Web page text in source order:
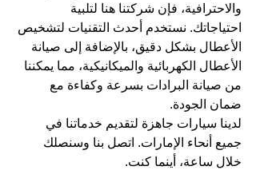
والاحترافية، فإن شركتنا هنا لتلبية
احتياجاتك. نستخدم أحدث التقنيات لتشخيص
الأعطال بشكل دقيق، بالإضافة إلى صيانة
الأعطال الكهربائية والميكانيكية، مما يمكننا
من صيانة البرادات بسرعة وكفاءة مع
ضمان الجودة.
لدينا سيارات جاهزة لتقديم خدماتنا في
جميع أنحاء الإمارات. اتصل بنا وسنصلك
خلال ساعة، أينما كنت.